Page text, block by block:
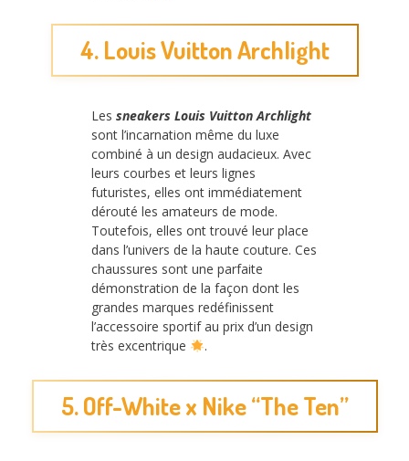
4. Louis Vuitton Archlight
Les sneakers Louis Vuitton Archlight
sont l’incarnation même du luxe
combiné à un design audacieux. Avec
leurs courbes et leurs lignes
futuristes, elles ont immédiatement
dérouté les amateurs de mode.
Toutefois, elles ont trouvé leur place
dans l’univers de la haute couture. Ces
chaussures sont une parfaite
démonstration de la façon dont les
grandes marques redéfinissent
l’accessoire sportif au prix d’un design
très excentrique
.
5. Off-White x Nike “The Ten”